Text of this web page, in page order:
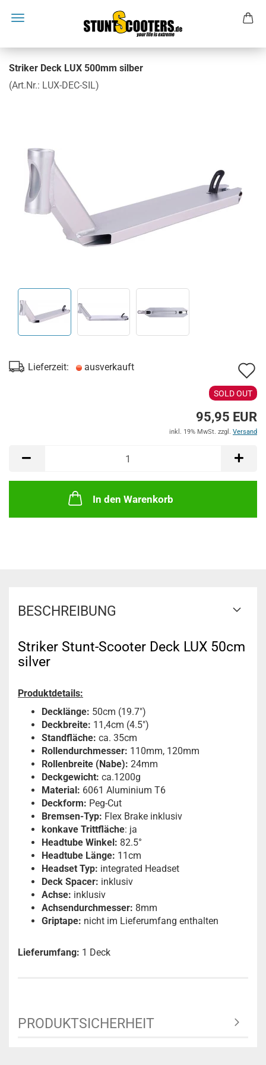
Striker Deck LUX 500mm silber
(Art.Nr.: LUX-DEC-SIL)
Lieferzeit: ausverkauft
SOLD OUT
95,95 EUR
inkl. 19% MwSt. zzgl. Versand
In den Warenkorb
BESCHREIBUNG
Striker Stunt-Scooter Deck LUX 50cm
silver
Produktdetails:
Decklänge: 50cm (19.7")
Deckbreite: 11,4cm (4.5")
Standfläche: ca. 35cm
Rollendurchmesser: 110mm, 120mm
Rollenbreite (Nabe): 24mm
Deckgewicht: ca.1200g
Material: 6061 Aluminium T6
Deckform: Peg-Cut
Bremsen-Typ: Flex Brake inklusiv
konkave Trittfläche: ja
Headtube Winkel: 82.5°
Headtube Länge: 11cm
Headset Typ: integrated Headset
Deck Spacer: inklusiv
Achse: inklusiv
Achsendurchmesser: 8mm
Griptape: nicht im Lieferumfang enthalten
Lieferumfang: 1 Deck
PRODUKTSICHERHEIT